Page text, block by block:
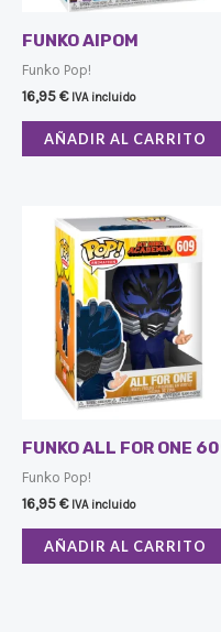
FUNKO AIPOM
Funko Pop!
16,95€ IVA incluido
AÑADIR AL CARRITO
FUNKO ALL FOR ONE
Funko Pop!
16,95€ IVA incluido
AÑADIR AL CARRITO